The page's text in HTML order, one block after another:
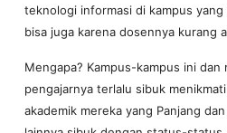
teknologi informasi di kampus
bisa juga karena dosennya kurang
Mengapa? Kampus-kampus ini dan
pengajarnya terlalu sibuk
akademik mereka yang Panjang